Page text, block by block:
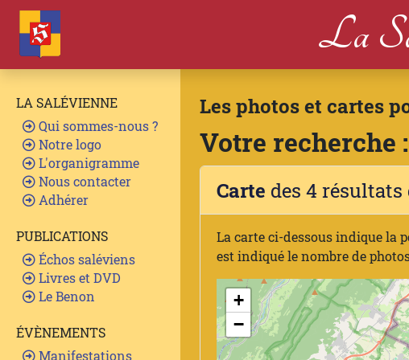
La
LA SALÉVIENNE
Qui sommes-nous ?
Notre logo
L'organigramme
Nous contacter
Adhérer
PUBLICATIONS
Échos saléviens
Livres et DVD
Le Benon
ÉVÈNEMENTS
Manifestations
Les photos et cartes
Votre recherche
Carte des 4 résultats
La carte ci-dessous indique la
est indiqué le nombre de
+
−